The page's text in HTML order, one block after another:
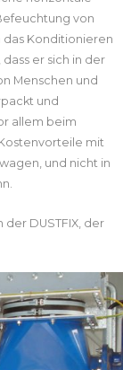
von
Konditionieren
er sich in der
Menschen und
und
allem beim
mit
und nicht in
DUSTFIX, der